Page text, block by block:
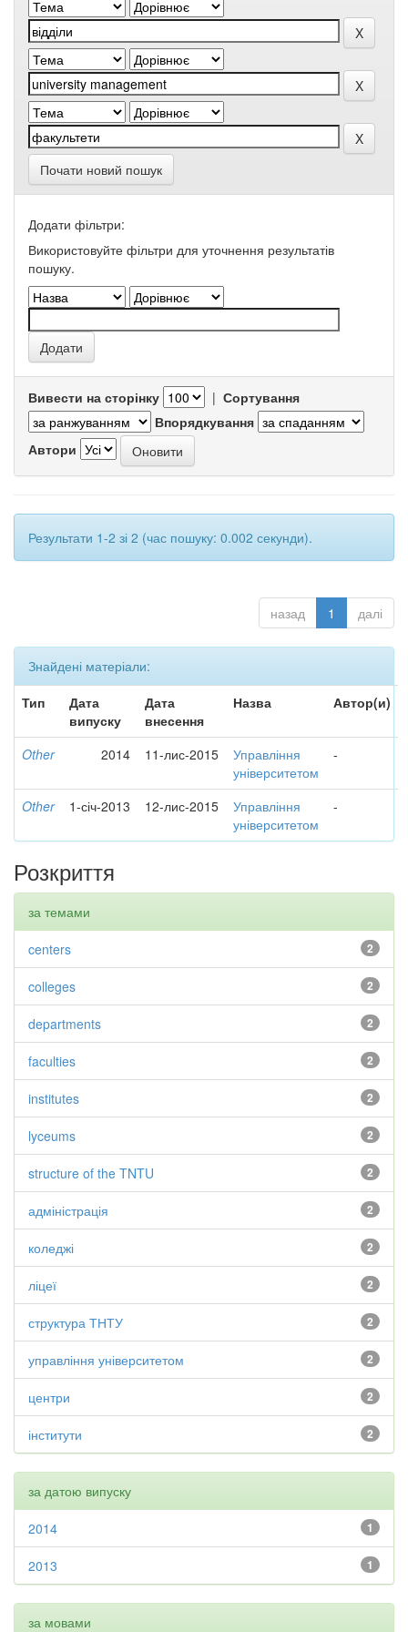
Почати новий пошук
Додати фільтри:
Використовуйте фільтри для уточнення результатів
пошуку.
Вивести на сторінку | Сортування
Впорядкування
Автори
Результати 1-2 зі 2 (час пошуку: 0.002 секунди).
назад 1 далі
Знайдені матеріали:
Тип
Дата
випуску
Дата
внесення
Назва Автор(и)
Other 2014 11-лис-2015
Управління
університетом
-
Other 1-січ-2013 12-лис-2015
Управління
університетом
-
Розкриття
за темами
2
centers
2
colleges
2
departments
2
faculties
2
institutes
2
lyceums
2
structure of the TNTU
2
адміністрація
2
коледжі
2
ліцеї
2
структура ТНТУ
2
управління університетом
2
центри
2
інститути
за датою випуску
1
2014
1
2013
за мовами